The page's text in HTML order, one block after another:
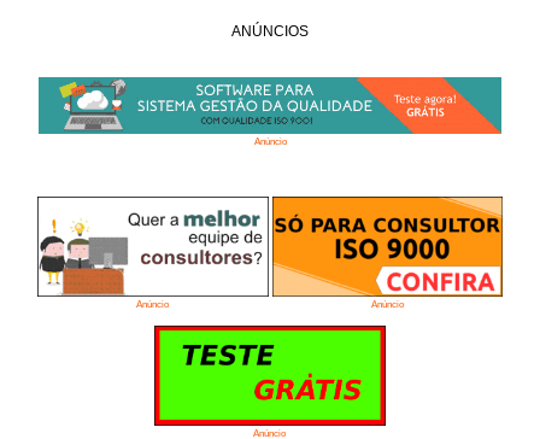
ANÚNCIOS
Anúncio
Anúncio Anúncio
Anúncio